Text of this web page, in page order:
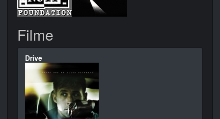
Filme
Drive